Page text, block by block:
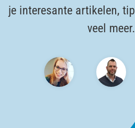
je interesante artikelen,
veel meer.